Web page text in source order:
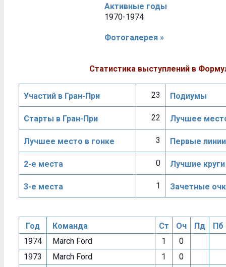
Активные годы
1970-1974
Фотогалерея »
Статистика выступлений в
Участий в Гран-При 23 Подиумы
Старты в Гран-При 22 Лучшее
Лучшее место в гонке 3 Первые линии
2-е места 0 Лучшие круги
3-е места 1 Зачетные
Год Команда Ст Оч Пд
Пб
1974
March Ford 1
0
1973
March Ford 1 0